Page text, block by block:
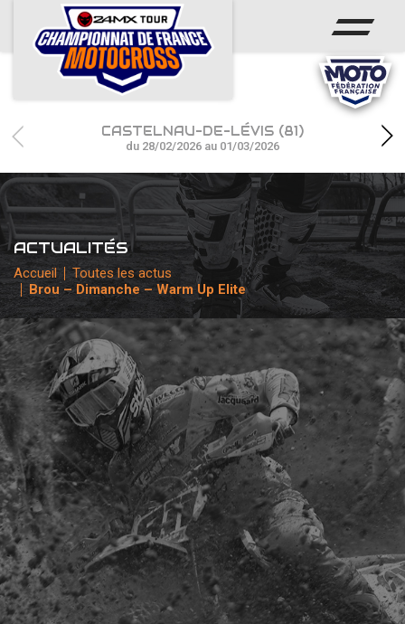
ACCUEIL
ACTUS
CALENDRIER
RÉSULTATS
PHOTOS / WEB TV
CHAMPIONNAT
PARTENAIRES
accéder à la billetterie
CASTELNAU-DE-LÉVIS (81)
du 28/02/2026 au 01/03/2026
ACTUALITÉS
Accueil
Toutes les actus
Brou – Dimanche – Warm Up Elite